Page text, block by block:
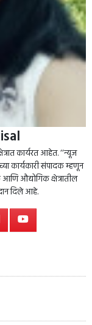
कार्यरत आहेत. ‘‘न्यूज
कार्यकारी संपादक म्हणून
औद्योगिक क्षेत्रातील
दिले आहे.